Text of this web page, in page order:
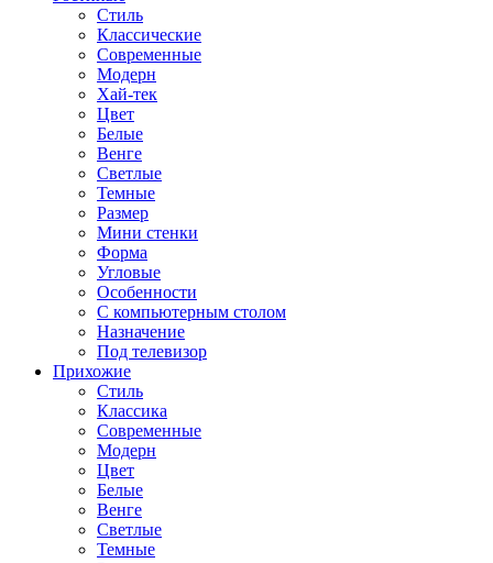
Стиль
Классические
Современные
Модерн
Хай-тек
Цвет
Белые
Венге
Светлые
Темные
Размер
Мини стенки
Форма
Угловые
Особенности
С компьютерным столом
Назначение
Под телевизор
Прихожие
Стиль
Классика
Современные
Модерн
Цвет
Белые
Венге
Светлые
Темные